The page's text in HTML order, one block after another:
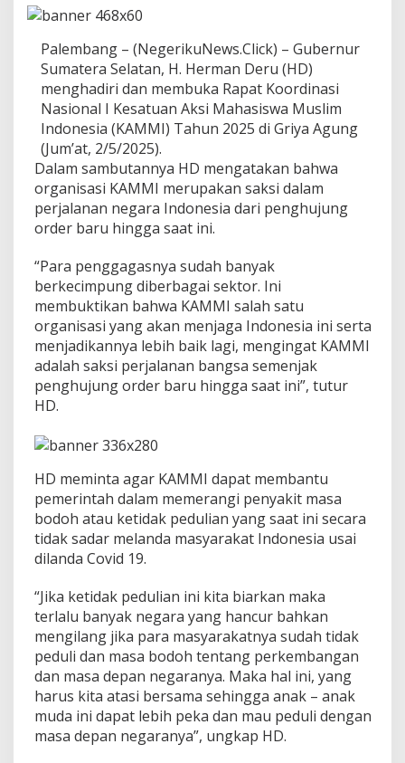
A
M
M
I
2
0
2
5
,
D
o
r
o
n
g
e
n
e
a
s
i
M
P
d
u
l
i
B
a
g
s
d
a
n
S
a
p
Palembang – (NegerikuNews.Click) – Gubernur
Sumatera Selatan, H. Herman Deru (HD)
menghadiri dan membuka Rapat Koordinasi
Nasional I Kesatuan Aksi Mahasiswa Muslim
Indonesia (KAMMI) Tahun 2025 di Griya Agung
(Jum’at, 2/5/2025).
Dalam sambutannya HD mengatakan bahwa
organisasi KAMMI merupakan saksi dalam
perjalanan negara Indonesia dari penghujung
order baru hingga saat ini.
“Para penggagasnya sudah banyak
berkecimpung diberbagai sektor. Ini
membuktikan bahwa KAMMI salah satu
organisasi yang akan menjaga Indonesia ini serta
menjadikannya lebih baik lagi, mengingat KAMMI
adalah saksi perjalanan bangsa semenjak
penghujung order baru hingga saat ini”, tutur
HD.
HD meminta agar KAMMI dapat membantu
pemerintah dalam memerangi penyakit masa
bodoh atau ketidak pedulian yang saat ini secara
tidak sadar melanda masyarakat Indonesia usai
dilanda Covid 19.
“Jika ketidak pedulian ini kita biarkan maka
terlalu banyak negara yang hancur bahkan
mengilang jika para masyarakatnya sudah tidak
peduli dan masa bodoh tentang perkembangan
dan masa depan negaranya. Maka hal ini, yang
harus kita atasi bersama sehingga anak – anak
muda ini dapat lebih peka dan mau peduli dengan
masa depan negaranya”, ungkap HD.